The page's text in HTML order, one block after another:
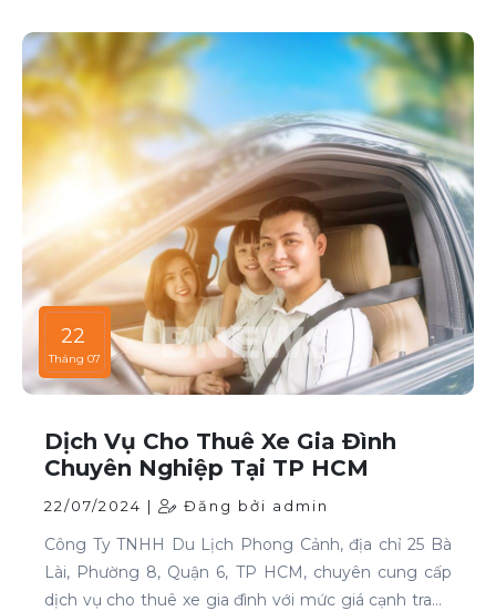
22
Tháng 07
Dịch Vụ Cho Thuê Xe Gia Đình
Chuyên Nghiệp Tại TP HCM
22/07/2024 | Đăng bởi admin
Công Ty TNHH Du Lịch Phong Cảnh, địa chỉ 25 Bà
Lài, Phường 8, Quận 6, TP HCM, chuyên cung cấp
dịch vụ cho thuê xe gia đình với mức giá cạnh tranh